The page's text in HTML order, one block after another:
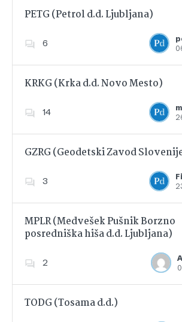
PETG (Petrol d.d. Ljubljana)
6
Dodajte u
KRKG (Krka d.d. Novo Mesto)
14
Dodajte u
GZRG (Geodetski Zavod
3
Dodajte u
MPLR (Medvešek Pušnik Borzno
posredniška hiša d.d. Ljubljana)
2
Dodajte u
TODG (Tosama d.d.)